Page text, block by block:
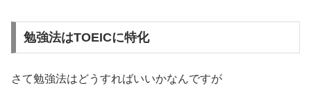
勉強法はTOEICに特化
さて勉強法はどうすればいいかなんですが